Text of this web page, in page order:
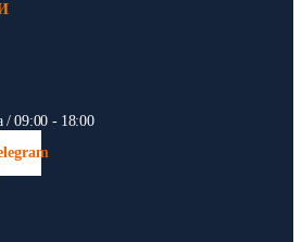
/ 09:00 - 18:00